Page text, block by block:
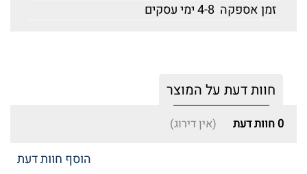
זמן אספקה 4-8 ימי עסקים
חוות דעת על המוצר
0 חוות דעת (אין דירוג)
הוסף חוות דעת